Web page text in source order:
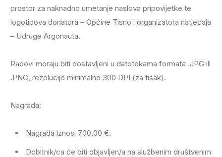
prostor za naknadno umetanje naslova pripovijetke te
logotipova donatora – Općine Tisno i organizatora natječaja
– Udruge Argonauta.
Radovi moraju biti dostavljeni u datotekama formata .JPG ili
.PNG, rezolucije minimalno 300 DPI (za tisak).
Nagrada:
Nagrada iznosi 700,00 €.
Dobitnik/ca će biti objavljen/a na službenim društvenim